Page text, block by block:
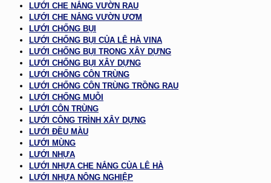
LƯỚI CHE NẮNG VƯỜN RAU
LƯỚI CHE NẮNG VƯỜN ƯƠM
LƯỚI CHỐNG BỤI
LƯỚI CHỐNG BỤI CỦA LÊ HÀ VINA
LƯỚI CHỐNG BỤI TRONG XÂY DỰNG
LƯỚI CHỐNG BỤI XÂY DỰNG
LƯỚI CHỐNG CÔN TRÙNG
LƯỚI CHỐNG CÔN TRÙNG TRỒNG RAU
LƯỚI CHỐNG MUỖI
LƯỚI CÔN TRÙNG
LƯỚI CÔNG TRÌNH XÂY DỰNG
LƯỚI ĐỀU MÀU
LƯỚI MÙNG
LƯỚI NHỰA
LƯỚI NHỰA CHE NẮNG CỦA LÊ HÀ
LƯỚI NHỰA NÔNG NGHIỆP